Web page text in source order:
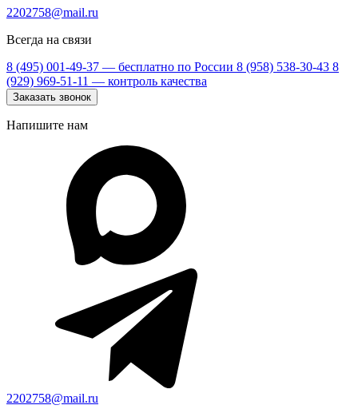
2202758@mail.ru
Всегда на связи
8 (495) 001-49-37 — бесплатно по России 8 (958) 538-30-43 8
(929) 969-51-11 — контроль качества
Заказать звонок
Напишите нам
2202758@mail.ru